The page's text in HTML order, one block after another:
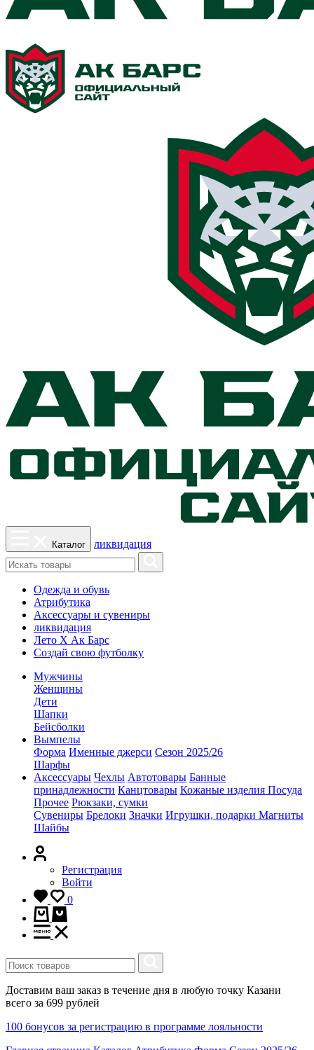
Каталог ликвидация
Одежда и обувь
Атрибутика
Аксессуары и сувениры
ликвидация
Лето Х Ак Барс
Создай свою футболку
Мужчины
Женщины
Дети
Шапки
Бейсболки
Вымпелы
Форма Именные джерси Сезон 2025/26
Шарфы
Аксессуары Чехлы Автотовары Банные
принадлежности Канцтовары Кожаные изделия Посуда
Прочее Рюкзаки, сумки
Сувениры Брелоки Значки Игрушки, подарки Магниты
Шайбы
Регистрация
Войти
0
Доставим ваш заказ в течение дня в любую точку Казани
всего за 699 рублей
100 бонусов за регистрацию в программе лояльности